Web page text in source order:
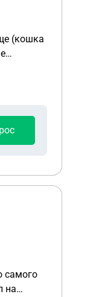
(кошка
самого
на